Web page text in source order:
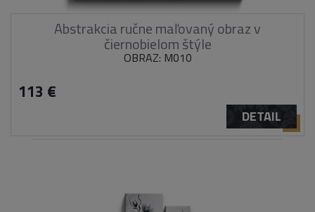
Abstrakcia ručne maľovaný obraz v
čiernobielom štýle
OBRAZ: M010
113 €
DETAIL